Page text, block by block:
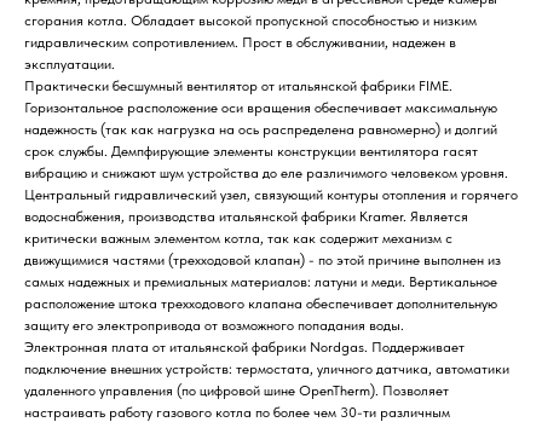
сгорания котла. Обладает высокой пропускной способностью и низким
гидравлическим сопротивлением. Прост в обслуживании, надежен в
эксплуатации.
Практически бесшумный вентилятор от итальянской фабрики FIME.
Горизонтальное расположение оси вращения обеспечивает максимальную
надежность (так как нагрузка на ось распределена равномерно) и долгий
срок службы. Демпфирующие элементы конструкции вентилятора гасят
вибрацию и снижают шум устройства до еле различимого человеком уровня.
Центральный гидравлический узел, связующий контуры отопления и горячего
водоснабжения, производства итальянской фабрики Kramer. Является
критически важным элементом котла, так как содержит механизм с
движущимися частями (трехходовой клапан) - по этой причине выполнен из
самых надежных и премиальных материалов: латуни и меди. Вертикальное
расположение штока трехходового клапана обеспечивает дополнительную
защиту его электропривода от возможного попадания воды.
Электронная плата от итальянской фабрики Nordgas. Поддерживает
подключение внешних устройств: термостата, уличного датчика, автоматики
удаленного управления (по цифровой шине OpenTherm). Позволяет
настраивать работу газового котла по более чем 30-ти различным